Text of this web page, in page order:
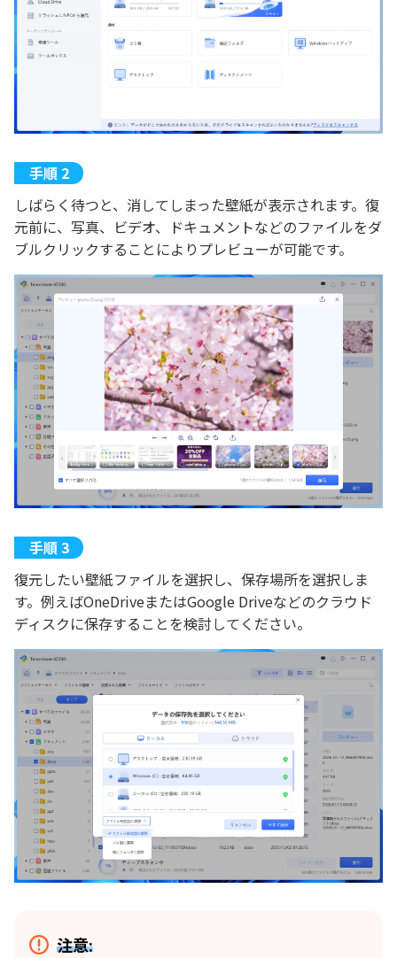
しばらく待つと、消してしまった壁紙が表示されます。復
元前に、写真、ビデオ、ドキュメントなどのファイルをダ
ブルクリックすることによりプレビューが可能です。
復元したい壁紙ファイルを選択し、保存場所を選択しま
す。例えばOneDriveまたはGoogle Driveなどのクラウド
ディスクに保存することを検討してください。
注意: